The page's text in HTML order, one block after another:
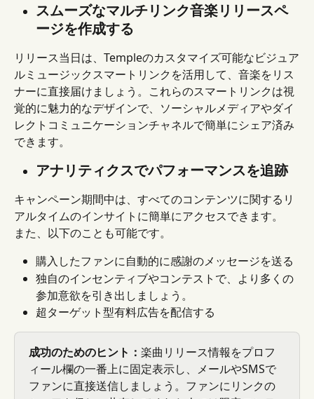
スムーズなマルチリンク音楽リリースペ
ージを作成する
リリース当日は、Templeのカスタマイズ可能なビジュア
ルミュージックスマートリンクを活用して、音楽をリス
ナーに直接届けましょう。これらのスマートリンクは視
覚的に魅力的なデザインで、ソーシャルメディアやダイ
レクトコミュニケーションチャネルで簡単にシェア済み
できます。
アナリティクスでパフォーマンスを追跡
キャンペーン期間中は、すべてのコンテンツに関するリ
アルタイムのインサイトに簡単にアクセスできます。
また、以下のことも可能です。
購入したファンに自動的に感謝のメッセージを送る
独自のインセンティブやコンテストで、より多くの
参加意欲を引き出しましょう。
超ターゲット型有料広告を配信する
成功のためのヒント： 楽曲リリース情報をプロフ
ィール欄の一番上に固定表示し、メールやSMSで
ファンに直接送信しましょう。ファンにリンクの